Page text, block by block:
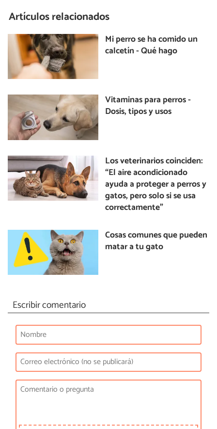
Artículos relacionados
Mi perro se ha comido un
calcetín - Qué hago
Vitaminas para perros -
Dosis, tipos y usos
Los veterinarios coinciden:
“El aire acondicionado
ayuda a proteger a perros y
gatos, pero solo si se usa
correctamente”
Cosas comunes que pueden
matar a tu gato
Escribir comentario